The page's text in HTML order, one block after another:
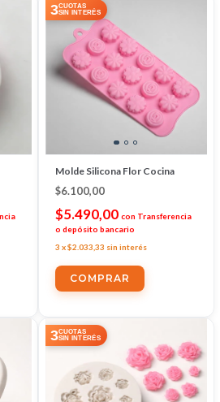
3CUOTAS
SIN INTERÉS
Molde Silicona Flor Cocina
$6.100,00
$5.490,00 con Transferencia
o depósito bancario
3 x$2.033,33 sin interés
3CUOTAS
SIN INTERÉS